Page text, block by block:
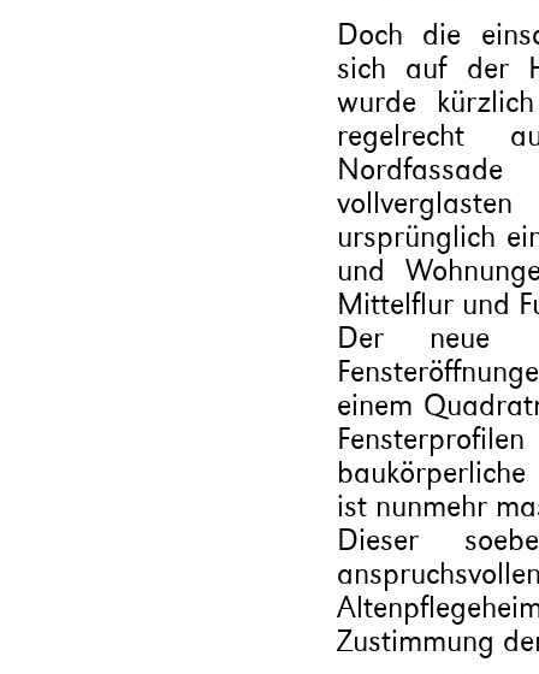
Doch die
sich auf der
wurde
regelrecht
ursprünglich
und
Mittelflur und
Der neue
einem
ist nunmehr
Dieser
Zustimmung